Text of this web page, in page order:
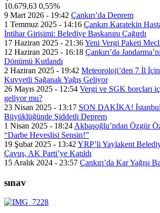
10.679,63 0,55%
9 Mart 2026 - 19:42 Çankırı’da Deprem
1 Temmuz 2025 - 14:16 Çankırı Karatekin
İntihar Girişimi: Belediye Başkanını Çağırdı
17 Haziran 2025 - 21:36Yeni Vergi Paketi
12 Haziran 2025 - 16:18 Çankırı’da
Dönümü Kutlandı
2 Haziran 2025 - 19:42 Meteoroloji’den 7 İl İçin
Kuvvetli Sağanak Yağış Geliyor
26 Mayıs 2025 - 12:54 Vergi ve SGK borçları
geliyor mu?
23 Nisan 2025 - 13:17 SON DAKİKA!
Büyüklüğünde Şiddetli Deprem
1 Nisan 2025 - 18:24 Akbaşoğlu’ndan Özgür
“Darbe Heveslisi Sensin!”
19 Şubat 2025 - 13:42 YRP’li Yaylakent
Çavuş, AK Parti’ye Katıldı
15 Aralık 2024 - 23:57 Çankırı’da Kar Yağışı
sınav